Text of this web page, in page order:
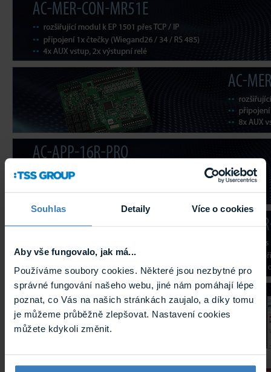
Souhlas Detaily Více o cookies
Aby vše fungovalo, jak má...
Používáme soubory cookies. Některé jsou nezbytné pro
správné fungování našeho webu, jiné nám pomáhají lépe
poznat, co Vás na našich stránkách zaujalo, a díky tomu
je můžeme průběžně zlepšovat. Nastavení cookies
můžete kdykoli změnit.